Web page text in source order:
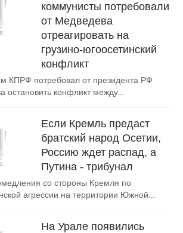
коммунисты потребовали
от Медведева
отреагировать на
грузино-югоосетинский
конфликт
КПРФ потребовал от президента РФ
конфликт между...
Если Кремль предаст
братский народ Осетии,
Россию ждет распад, а
Путина - трибунал
со стороны Кремля по
агрессии на территории Южной...
На Урале появились